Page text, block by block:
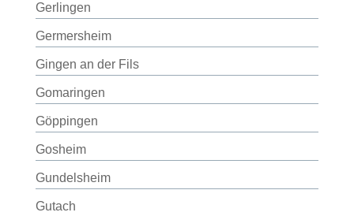
Gerlingen
Germersheim
Gingen an der Fils
Gomaringen
Göppingen
Gosheim
Gundelsheim
Gutach